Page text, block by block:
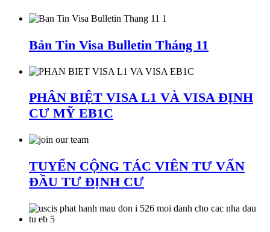
Bản Tin Visa Bulletin Tháng 11
PHÂN BIỆT VISA L1 VÀ VISA ĐỊNH
CƯ MỸ EB1C
TUYỂN CỘNG TÁC VIÊN TƯ VẤN
ĐẦU TƯ ĐỊNH CƯ